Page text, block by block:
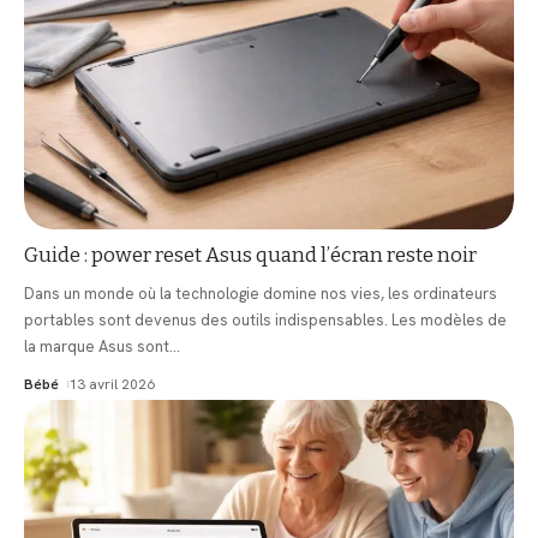
Guide : power reset Asus quand l’écran reste noir
Dans un monde où la technologie domine nos vies, les ordinateurs
portables sont devenus des outils indispensables. Les modèles de
la marque Asus sont…
Bébé 13 avril 2026